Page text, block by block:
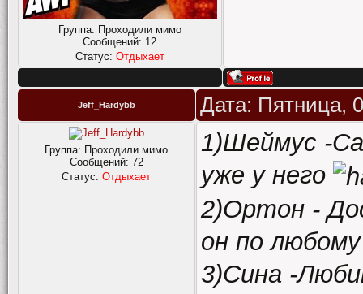
Группа: Проходили мимо
Сообщений: 12
Статус: Отдыхает
Jeff_Hardybb Дата: Пятница,
Группа: Проходили мимо
Сообщений: 72
Статус:Отдыхает
1)Шеймус -
уже у него
2)Ортон -
он по
3)Сина -